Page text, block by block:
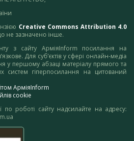
Creative Commons Attribution 4.0
не зазначено інше.
з сайту АрміяInform посилання на
Для суб’єктів у сфері онлайн-медіа
у першому абзаці матеріалу прямого та
систем гіперпосилання на цитований
АрміяInform
cookie
по роботі сайту надсилайте на адресу: